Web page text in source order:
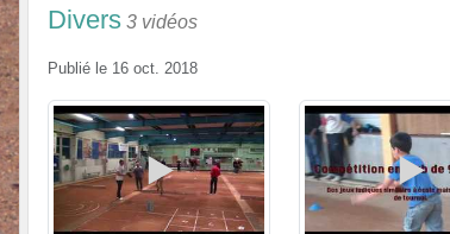
Divers 3 vidéos
Publié le 16 oct. 2018